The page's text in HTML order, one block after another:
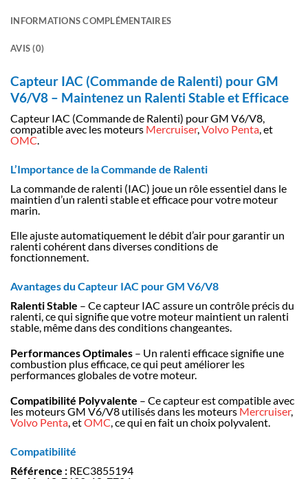
INFORMATIONS COMPLÉMENTAIRES
AVIS (0)
Capteur IAC (Commande de Ralenti) pour GM
V6/V8 – Maintenez un Ralenti Stable et Efficace
Capteur IAC (Commande de Ralenti) pour GM V6/V8,
compatible avec les moteurs Mercruiser,Volvo Penta, et
OMC.
L’Importance de la Commande de Ralenti
La commande de ralenti (IAC) joue un rôle essentiel dans le
maintien d’un ralenti stable et efficace pour votre moteur
marin.
Elle ajuste automatiquement le débit d’air pour garantir un
ralenti cohérent dans diverses conditions de
fonctionnement.
Avantages du Capteur IAC pour GM V6/V8
Ralenti Stable – Ce capteur IAC assure un contrôle précis du
ralenti, ce qui signifie que votre moteur maintient un ralenti
stable, même dans des conditions changeantes.
Performances Optimales – Un ralenti efficace signifie une
combustion plus efficace, ce qui peut améliorer les
performances globales de votre moteur.
Compatibilité Polyvalente – Ce capteur est compatible avec
les moteurs GM V6/V8 utilisés dans les moteursMercruiser,
Volvo Penta, etOMC, ce qui en fait un choix polyvalent.
Compatibilité
Référence : REC3855194